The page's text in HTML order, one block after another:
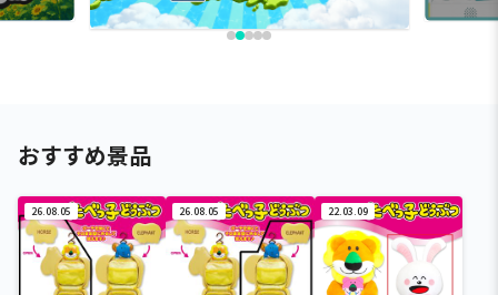
おすすめ景品
26.08.05 26.08.05 22.03.09